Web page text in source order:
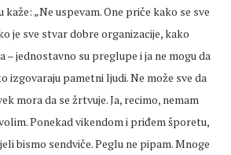
„Ne uspevam. One priče kako se sve
je sve stvar dobre organizacije, kako
– jednostavno su preglupe i ja ne mogu da
izgovaraju pametni ljudi. Ne može sve da
mora da se žrtvuje. Ja, recimo, nemam
Ponekad vikendom i priđem šporetu,
bismo sendviče. Peglu ne pipam. Mnoge